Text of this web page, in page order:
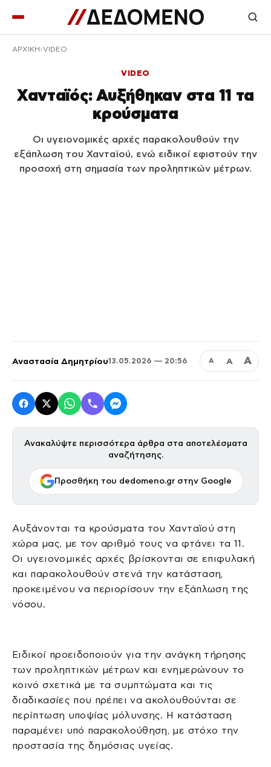
ΑΡΧΙΚΉ VIDEO
VIDEO
Χανταϊός: Αυξήθηκαν στα 11 τα
κρούσματα
Οι υγειονομικές αρχές παρακολουθούν την
εξάπλωση του Χανταϊού, ενώ ειδικοί εφιστούν την
προσοχή στη σημασία των προληπτικών μέτρων.
Αναστασία Δημητρίου13.05.2026 — 20:56 Α Α Α
Ανακαλύψτε περισσότερα άρθρα στα αποτελέσματα
αναζήτησης.
Προσθήκη του dedomeno.gr στην Google
Αυξάνονται τα κρούσματα του Χανταϊού στη
χώρα μας, με τον αριθμό τους να φτάνει τα 11.
Οι υγειονομικές αρχές βρίσκονται σε επιφυλακή
και παρακολουθούν στενά την κατάσταση,
προκειμένου να περιορίσουν την εξάπλωση της
νόσου.
Ειδικοί προειδοποιούν για την ανάγκη τήρησης
των προληπτικών μέτρων και ενημερώνουν το
κοινό σχετικά με τα συμπτώματα και τις
διαδικασίες που πρέπει να ακολουθούνται σε
περίπτωση υποψίας μόλυνσης. Η κατάσταση
παραμένει υπό παρακολούθηση, με στόχο την
προστασία της δημόσιας υγείας.